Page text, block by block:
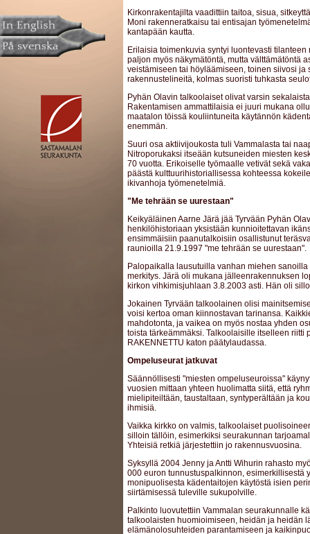
Kirkonrakentajilta vaadittiin taitoa, sisua,
Moni rakenneratkaisu tai entisajan
kantapään kautta.
Erilaisia toimenkuvia syntyi luontevasti tilanteen
paljon myös näkymätöntä, mutta välttämätöntä
veistämiseen tai höyläämiseen, toinen siivosi ja
rakennustelineitä, kolmas suoristi tuhkasta
Pyhän Olavin talkoolaiset olivat varsin
Rakentamisen ammattilaisia ei juuri mukana
maatalon töissä kouliintuneita käytännön
enemmän.
Suuri osa aktiivijoukosta tuli Vammalasta tai
Nitroporukaksi itseään kutsuneiden miesten
70 vuotta. Erikoiselle työmaalle vetivät sekä
päästä kulttuurihistoriallisessa kohteessa
ikivanhoja työmenetelmiä.
"Me tehrään se uurestaan"
Keikyäläinen Aarne Järä jää Tyrvään Pyhän
henkilöhistoriaan yksistään kunnioitettavan
ensimmäisiin paanutalkoisiin osallistunut
raunioilla 21.9.1997 "me tehrään se uurestaan".
Palopaikalla lausutuilla vanhan miehen
merkitys. Järä oli mukana jälleenrakennuksen
kirkon vihkimisjuhlaan 3.8.2003 asti. Hän oli
Jokainen Tyrvään talkoolainen olisi
voisi kertoa oman kiinnostavan tarinansa.
mahdotonta, ja vaikea on myös nostaa yhden
toista tärkeämmäksi. Talkoolaisille itselleen riitti
RAKENNETTU katon päätylaudassa.
Ompeluseurat jatkuvat
Säännöllisesti "miesten ompeluseuroissa"
vuosien mittaan yhteen huolimatta siitä, että
mielipiteiltään, taustaltaan, syntyperältään ja
ihmisiä.
Vaikka kirkko on valmis, talkoolaiset
silloin tällöin, esimerkiksi seurakunnan
Yhteisiä retkiä järjestettiin jo rakennusvuosina.
Syksyllä 2004 Jenny ja Antti Wihurin rahasto
000 euron tunnustuspalkinnon, esimerkillisestä
monipuolisesta kädentaitojen käytöstä isien
siirtämisessä tuleville sukupolville.
Palkinto luovutettiin Vammalan seurakunnalle
talkoolaisten huomioimiseen, heidän ja heidän
elämänolosuhteiden parantamiseen ja